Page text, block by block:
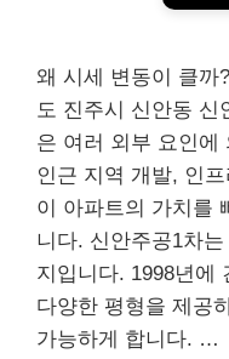
왜 시세 변동이 클까
도 진주시 신안동 신
은 여러 외부 요인에
인근 지역 개발, 인
이 아파트의 가치를
니다. 신안주공1차
지입니다. 1998년에
다양한 평형을 제공
가능하게 합니다. …